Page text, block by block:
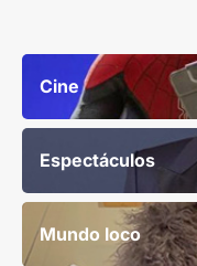
Cine
Espectáculos
Mundo loco